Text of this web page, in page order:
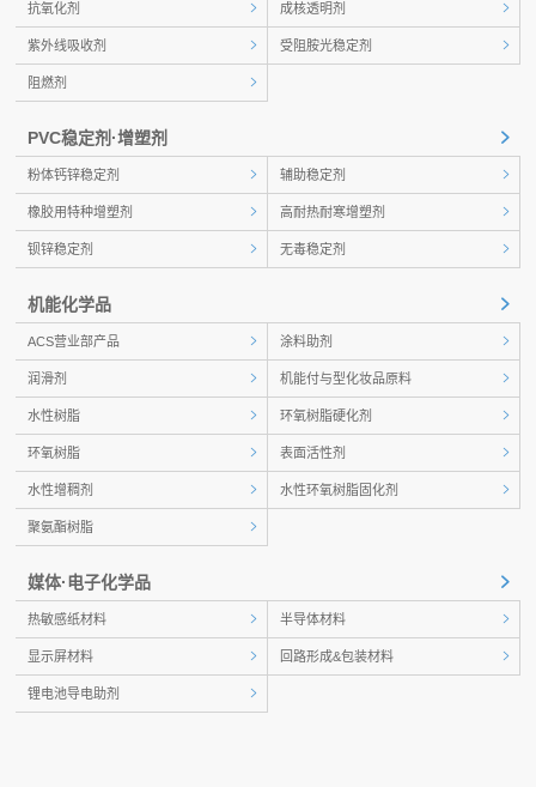
抗氧化剂 成核透明剂
紫外线吸收剂 受阻胺光稳定剂
阻燃剂
PVC稳定剂·增塑剂
粉体钙锌稳定剂 辅助稳定剂
橡胶用特种增塑剂 高耐热耐寒增塑剂
钡锌稳定剂 无毒稳定剂
机能化学品
ACS营业部产品 涂料助剂
润滑剂 机能付与型化妆品原料
水性树脂 环氧树脂硬化剂
环氧树脂 表面活性剂
水性增稠剂 水性环氧树脂固化剂
聚氨酯树脂
媒体·电子化学品
热敏感纸材料 半导体材料
显示屏材料 回路形成&包装材料
锂电池导电助剂